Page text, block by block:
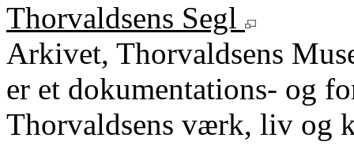
Thorvaldsens Segl
Arkivet, Thorvaldsens
er et dokumentations- og
Thorvaldsens værk, liv og